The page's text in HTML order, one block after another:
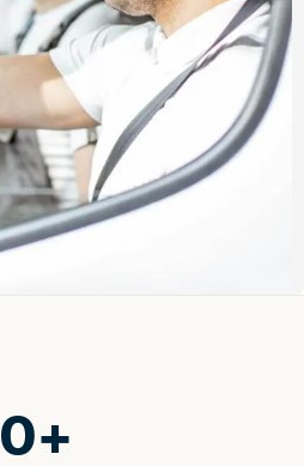
0+